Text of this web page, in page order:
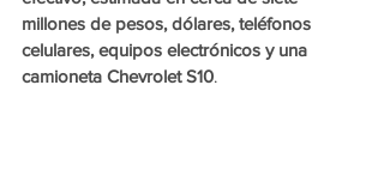
millones de pesos, dólares, teléfonos
celulares, equipos electrónicos y una
camioneta Chevrolet S10.